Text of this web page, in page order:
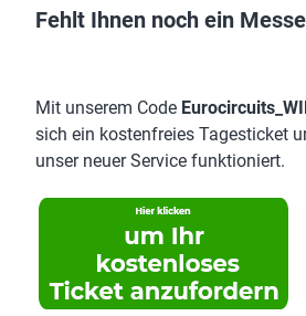
Fehlt Ihnen noch ein
Mit unserem Code
sich ein kostenfreies Tagesticket
unser neuer Service funktioniert.